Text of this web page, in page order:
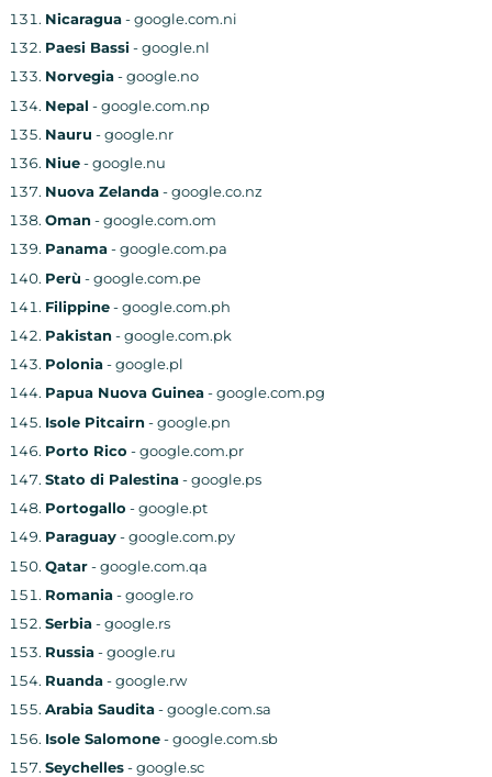
Nicaragua- google.com.ni
Paesi Bassi- google.nl
Norvegia- google.no
Nepal - google.com.np
Nauru - google.nr
Niue- google.nu
Nuova Zelanda- google.co.nz
Oman - google.com.om
Panama- google.com.pa
Perù - google.com.pe
Filippine- google.com.ph
Pakistan - google.com.pk
Polonia- google.pl
Papua Nuova Guinea- google.com.pg
Isole Pitcairn - google.pn
Porto Rico - google.com.pr
Stato di Palestina- google.ps
Portogallo - google.pt
Paraguay- google.com.py
Qatar- google.com.qa
Romania- google.ro
Serbia- google.rs
Russia- google.ru
Ruanda- google.rw
Arabia Saudita- google.com.sa
Isole Salomone- google.com.sb
Seychelles- google.sc